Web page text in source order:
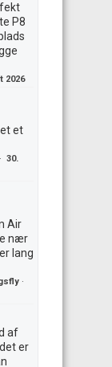
P8
2026
et
· 30.
Air
nær
lang
·
af
er